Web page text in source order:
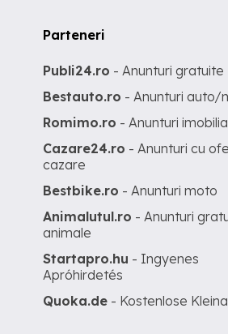
Parteneri
Publi24.ro - Anunturi gratuite
Bestauto.ro - Anunturi auto/
Romimo.ro - Anunturi
Cazare24.ro - Anunturi cu
cazare
Bestbike.ro - Anunturi moto
Animalutul.ro - Anunturi
animale
Startapro.hu - Ingyenes
Apróhirdetés
Quoka.de - Kostenlose